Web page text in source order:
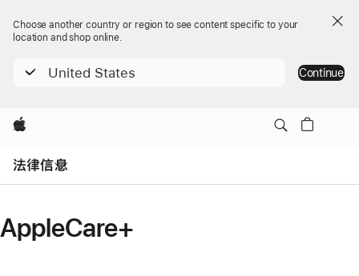
Choose another country or region to see content specific to your
location and shop online.
United States Continue
Apple
法律信息
Menu
AppleCare+